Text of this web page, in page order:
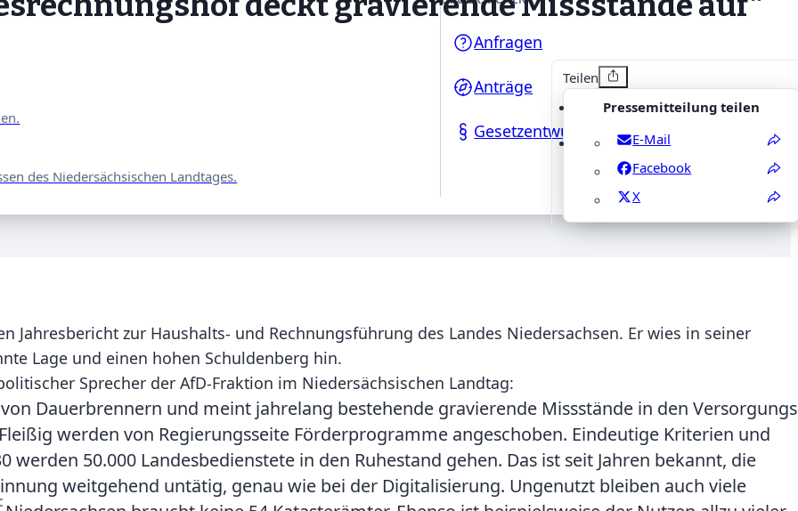
des Niedersächsischen Landtages.
Anfragen
Anträge
Gesetzentwürfe
ARBEIT
Kontakt
Teilen
Pressemitteilung teilen
E-Mail
Facebook
X
Jahresbericht zur Haushalts- und Rechnungsführung des Landes Niedersachsen. Er wies in seiner
Lage und einen hohen Schuldenberg hin.
Sprecher der AfD-Fraktion im Niedersächsischen Landtag:
Dauerbrennern und meint jahrelang bestehende gravierende Missstände in den
werden von Regierungsseite Förderprogramme angeschoben. Eindeutige Kriterien und
50.000 Landesbedienstete in den Ruhestand gehen. Das ist seit Jahren bekannt, die
weitgehend untätig, genau wie bei der Digitalisierung. Ungenutzt bleiben auch viele